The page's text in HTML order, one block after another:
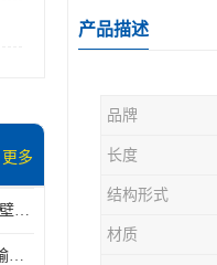
更多
深圳永高管道批发价格 内壁光滑 抗震性能好
深圳坪山区伟星pVc管 传输损耗小 频率稳定性好
产品描述
品牌
长度
结构形式
材质